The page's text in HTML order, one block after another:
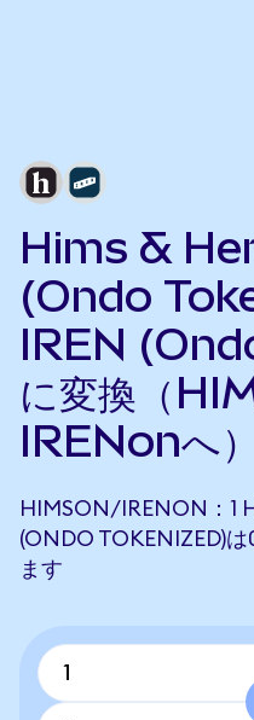
Hims &
(Ondo
IREN
に変換（
IRENonへ）
HIMSON/IRENON：1
(ONDO TOKENIZED)
ます